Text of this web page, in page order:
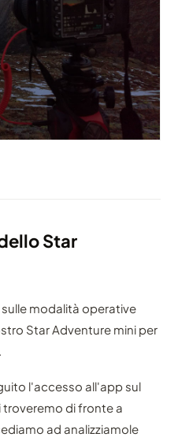
Star
modalità operative
Star Adventure mini per
l'accesso all'app sul
di fronte a
ad analizziamole